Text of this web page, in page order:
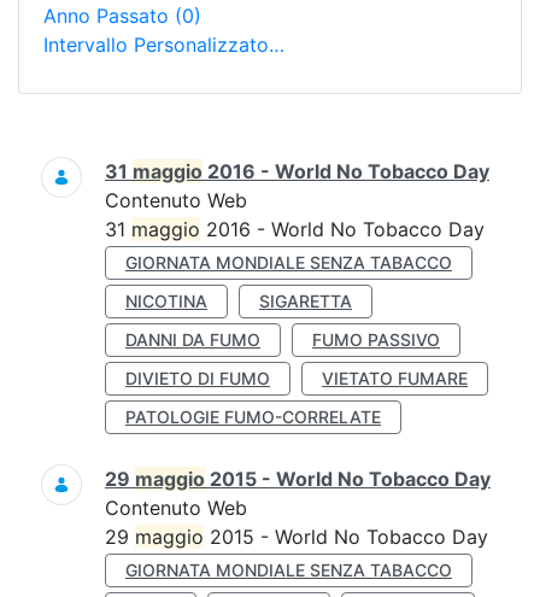
Anno Passato (0)
Intervallo Personalizzato…
Ricerca
31 maggio 2016 - World No Tobacco Day
Contenuto Web
31 maggio 2016 - World No Tobacco Day
GIORNATA MONDIALE SENZA TABACCO
NICOTINA
SIGARETTA
DANNI DA FUMO
FUMO PASSIVO
DIVIETO DI FUMO
VIETATO FUMARE
PATOLOGIE FUMO-CORRELATE
29 maggio 2015 - World No Tobacco Day
Contenuto Web
29 maggio 2015 - World No Tobacco Day
GIORNATA MONDIALE SENZA TABACCO